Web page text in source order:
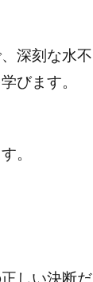
深刻な水不
びます。
。
しい決断だ